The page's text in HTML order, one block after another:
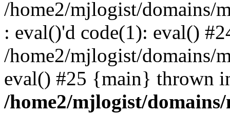
/home2/mjlogist/domains/
: eval()'d code(1): eval()
/home2/mjlogist/domains/
eval() #25 {main} thrown
/home2/mjlogist/